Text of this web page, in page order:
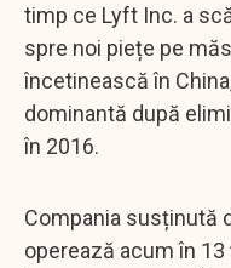
timp ce Lyft Inc. a
spre noi piețe pe
încetinească în
dominantă după
în 2016.
Compania susținută
operează acum în